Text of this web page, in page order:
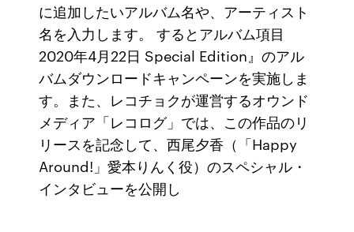
に追加したいアルバム名や、アーティスト
名を入力します。 するとアルバム項目
2020年4月22日 Special Edition』のアル
バムダウンロードキャンペーンを実施しま
す。また、レコチョクが運営するオウンド
メディア「レコログ」では、この作品のリ
リースを記念して、西尾夕香（「Happy
Around!」愛本りんく役）のスペシャル・
インタビューを公開し